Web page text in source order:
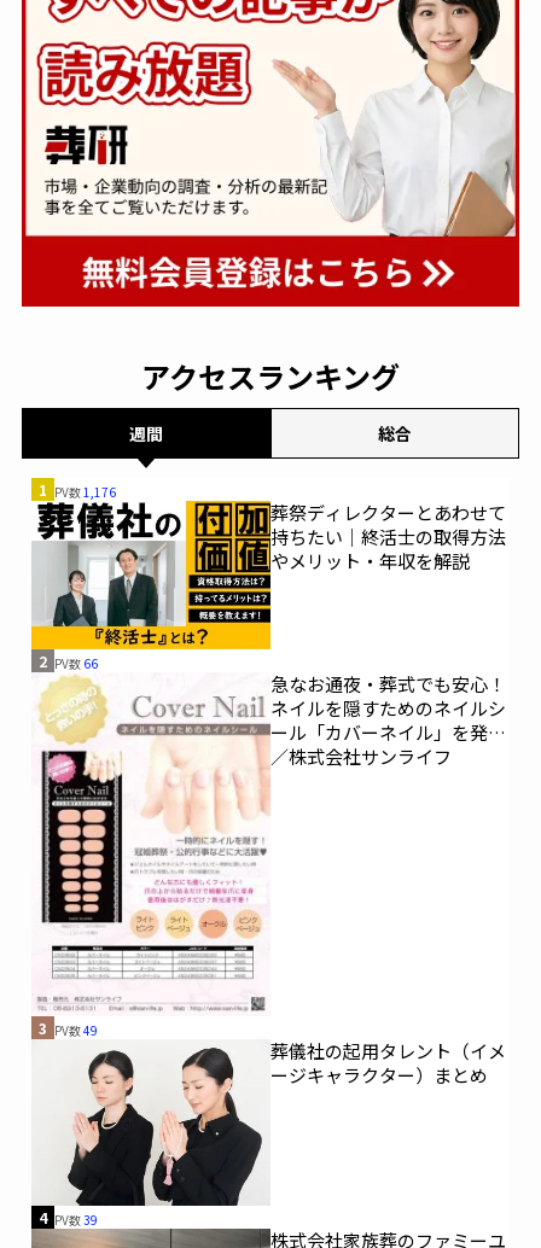
アクセスランキング
週間 総合
1 PV数1,176
葬祭ディレクターとあわせて
持ちたい｜終活士の取得方法
やメリット・年収を解説
2 PV数 66
急なお通夜・葬式でも安心！
ネイルを隠すためのネイルシ
ール「カバーネイル」を発売
／株式会社サンライフ
3 PV数49
葬儀社の起用タレント（イメ
ージキャラクター）まとめ
4 PV数39
株式会社家族葬のファミーユ